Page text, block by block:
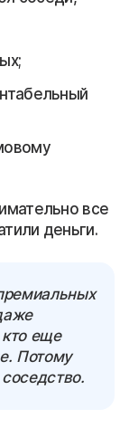
все
деньги.
кто еще
Потому